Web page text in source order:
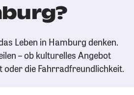
Leben in Hamburg denken.
– ob kulturelles Angebot
die Fahrradfreundlichkeit.